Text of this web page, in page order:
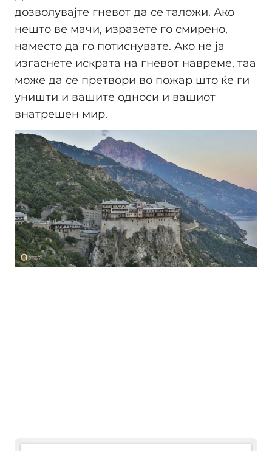
дозволувајте гневот да се таложи. Ако
нешто ве мачи, изразете го смирено,
наместо да го потиснувате. Ако не ја
изгаснете искрата на гневот навреме, таа
може да се претвори во пожар што ќе ги
уништи и вашите односи и вашиот
внатрешен мир.